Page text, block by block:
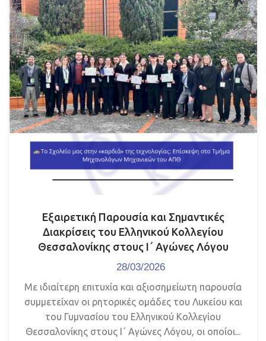
Εξαιρετική Παρουσία και Σημαντικές
Διακρίσεις του Ελληνικού Κολλεγίου
Θεσσαλονίκης στους Ι΄ Αγώνες Λόγου
28/03/2026
Με ιδιαίτερη επιτυχία και αξιοσημείωτη παρουσία
συμμετείχαν οι ρητορικές ομάδες του Λυκείου και
του Γυμνασίου του Ελληνικού Κολλεγίου
Θεσσαλονίκης στους Ι΄ Αγώνες Λόγου, οι οποίοι...